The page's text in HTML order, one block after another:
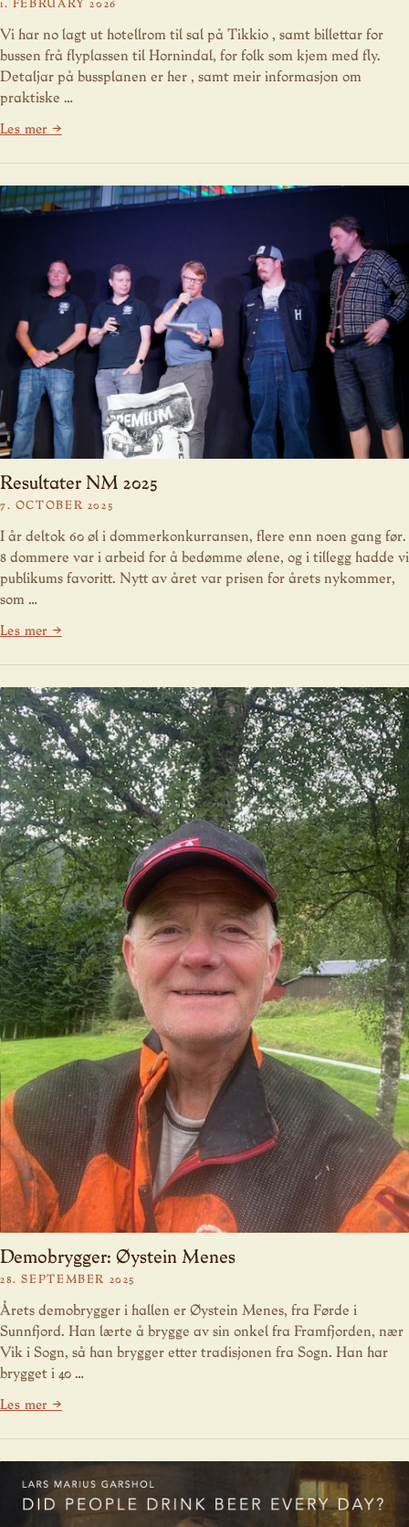
1. FEBRUARY 2026
Vi har no lagt ut hotellrom til sal på Tikkio , samt billettar for
bussen frå flyplassen til Hornindal, for folk som kjem med fly.
Detaljar på bussplanen er her , samt meir informasjon om
praktiske …
Les mer →
Resultater NM 2025
7. OCTOBER 2025
I år deltok 60 øl i dommerkonkurransen, flere enn noen gang før.
8 dommere var i arbeid for å bedømme ølene, og i tillegg hadde vi
publikums favoritt. Nytt av året var prisen for årets nykommer,
som …
Les mer →
Demobrygger: Øystein Menes
28. SEPTEMBER 2025
Årets demobrygger i hallen er Øystein Menes, fra Førde i
Sunnfjord. Han lærte å brygge av sin onkel fra Framfjorden, nær
Vik i Sogn, så han brygger etter tradisjonen fra Sogn. Han har
brygget i 40 …
Les mer →